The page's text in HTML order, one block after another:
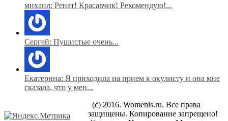
михаил: Ренат! Красавчик! Рекомендую!...
Сергей: Пушистые очень...
Екатерина: Я приходила на прием к окулисту и она мне
сказала, что у мен...
(c) 2016. Womenis.ru. Все права
защищены. Копирование запрещено!